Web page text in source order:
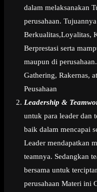
dalam melaksanakan
perusahaan.
Berkualitas,Loyalitas,
Berprestasi serta
maupun di
Gathering, Rakernas,
Peusahaan
Leadership &
untuk para leader dan
baik dalam mencapai
Leader mendapatkan
teamnya. Sedangkan
bersama untuk
perusahaan Materi ini